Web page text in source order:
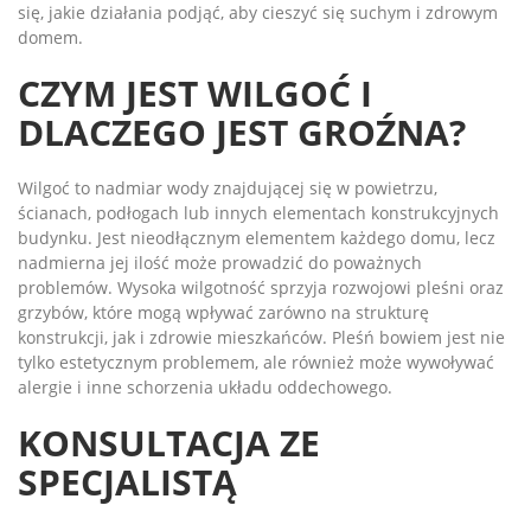
się, jakie działania podjąć, aby cieszyć się suchym i zdrowym
domem.
CZYM JEST WILGOĆ I
DLACZEGO JEST GROŹNA?
Wilgoć to nadmiar wody znajdującej się w powietrzu,
ścianach, podłogach lub innych elementach konstrukcyjnych
budynku. Jest nieodłącznym elementem każdego domu, lecz
nadmierna jej ilość może prowadzić do poważnych
problemów. Wysoka wilgotność sprzyja rozwojowi pleśni oraz
grzybów, które mogą wpływać zarówno na strukturę
konstrukcji, jak i zdrowie mieszkańców. Pleśń bowiem jest nie
tylko estetycznym problemem, ale również może wywoływać
alergie i inne schorzenia układu oddechowego.
KONSULTACJA ZE
SPECJALISTĄ